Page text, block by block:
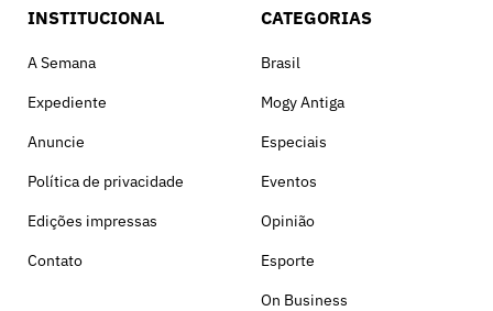
INSTITUCIONAL
A Semana
Expediente
Anuncie
Política de privacidade
Edições impressas
Contato
CATEGORIAS
Brasil
Mogy Antiga
Especiais
Eventos
Opinião
Esporte
On Business